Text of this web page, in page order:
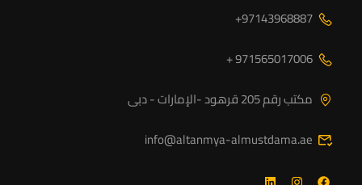
97143968887+
971565017006 +
مكتب رقم 205 قرهود -الإمارات - دبى
info@altanmya-almustdama.ae